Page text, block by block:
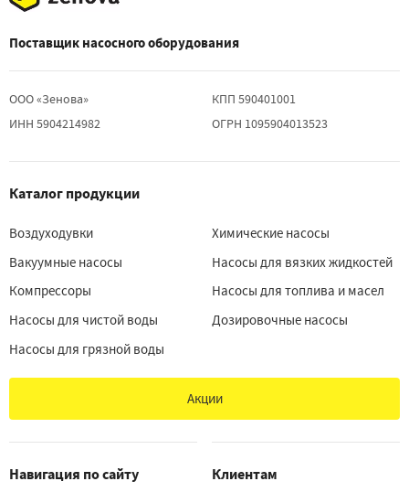
Поставщик насосного оборудования
ООО «Зенова»
ИНН 5904214982
КПП 590401001
ОГРН 1095904013523
Каталог продукции
Воздуходувки
Вакуумные насосы
Компрессоры
Насосы для чистой воды
Насосы для грязной воды
Химические насосы
Насосы для вязких жидкостей
Насосы для топлива и масел
Дозировочные насосы
Акции
Навигация по сайту Клиентам